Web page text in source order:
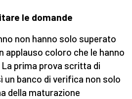
le domande
non hanno solo superato
applauso coloro che le hanno
prima prova scritta di
un banco di verifica non solo
della maturazione